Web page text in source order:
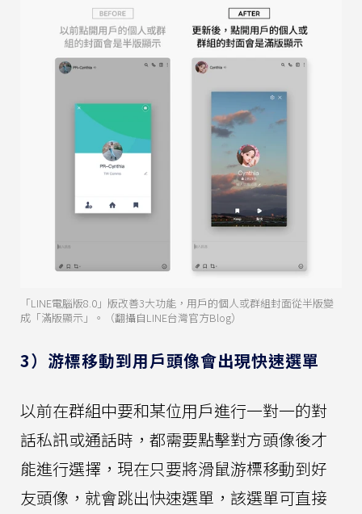
「LINE電腦版8.0」版改善3大功能，用戶的個人或群組封面從半版變
成「滿版顯示」。（翻攝自LINE台灣官方Blog）
3）游標移動到用戶頭像會出現快速選單
以前在群組中要和某位用戶進行一對一的對
話私訊或通話時，都需要點擊對方頭像後才
能進行選擇，現在只要將滑鼠游標移動到好
友頭像，就會跳出快速選單，該選單可直接